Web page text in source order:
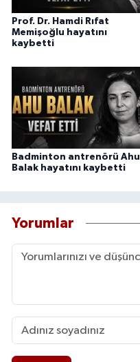
Prof. Dr. Hamdi Rıfat
Memişoğlu hayatını
kaybetti
Badminton antrenörü Ahu
Balak hayatını kaybetti
Yorumlar